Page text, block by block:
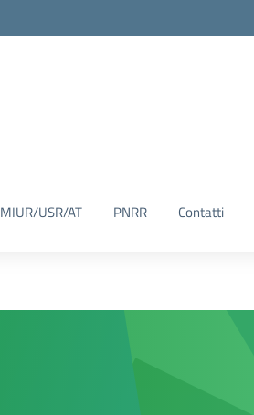
MIUR/USR/AT PNRR Contatti